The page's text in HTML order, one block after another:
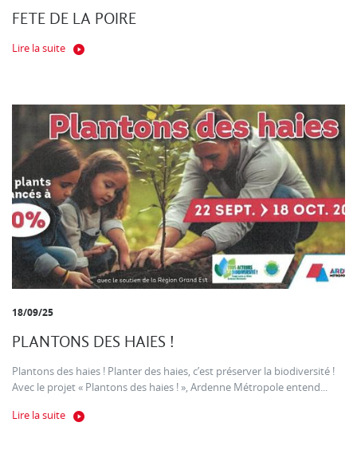
FETE DE LA POIRE
Lire la suite
18/09/25
PLANTONS DES HAIES !
Plantons des haies ! Planter des haies, c’est préserver la biodiversité !
Avec le projet « Plantons des haies ! », Ardenne Métropole entend...
Lire la suite